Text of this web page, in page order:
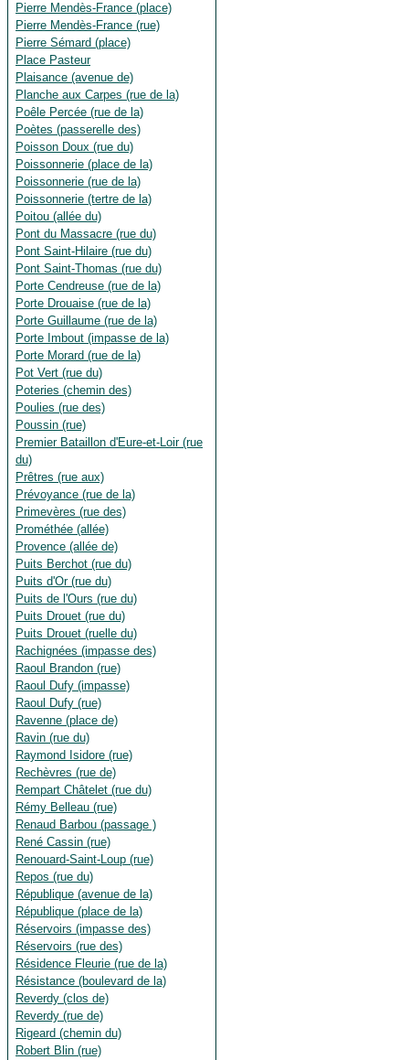
Pierre Mendès-France (place)
Pierre Mendès-France (rue)
Pierre Sémard (place)
Place Pasteur
Plaisance (avenue de)
Planche aux Carpes (rue de la)
Poêle Percée (rue de la)
Poètes (passerelle des)
Poisson Doux (rue du)
Poissonnerie (place de la)
Poissonnerie (rue de la)
Poissonnerie (tertre de la)
Poitou (allée du)
Pont du Massacre (rue du)
Pont Saint-Hilaire (rue du)
Pont Saint-Thomas (rue du)
Porte Cendreuse (rue de la)
Porte Drouaise (rue de la)
Porte Guillaume (rue de la)
Porte Imbout (impasse de la)
Porte Morard (rue de la)
Pot Vert (rue du)
Poteries (chemin des)
Poulies (rue des)
Poussin (rue)
Premier Bataillon d'Eure-et-Loir (rue
du)
Prêtres (rue aux)
Prévoyance (rue de la)
Primevères (rue des)
Prométhée (allée)
Provence (allée de)
Puits Berchot (rue du)
Puits d'Or (rue du)
Puits de l'Ours (rue du)
Puits Drouet (rue du)
Puits Drouet (ruelle du)
Rachignées (impasse des)
Raoul Brandon (rue)
Raoul Dufy (impasse)
Raoul Dufy (rue)
Ravenne (place de)
Ravin (rue du)
Raymond Isidore (rue)
Rechèvres (rue de)
Rempart Châtelet (rue du)
Rémy Belleau (rue)
Renaud Barbou (passage )
René Cassin (rue)
Renouard-Saint-Loup (rue)
Repos (rue du)
République (avenue de la)
République (place de la)
Réservoirs (impasse des)
Réservoirs (rue des)
Résidence Fleurie (rue de la)
Résistance (boulevard de la)
Reverdy (clos de)
Reverdy (rue de)
Rigeard (chemin du)
Robert Blin (rue)